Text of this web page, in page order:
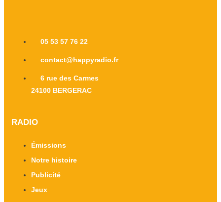
05 53 57 76 22
contact@happyradio.fr
6 rue des Carmes
24100 BERGERAC
RADIO
Émissions
Notre histoire
Publicité
Jeux